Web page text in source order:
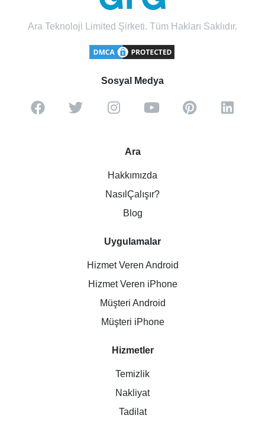
Ara Teknoloji Limited Şirketi. Tüm Hakları Saklıdır.
Sosyal Medya
Ara
Hakkımızda
NasılÇalışır?
Blog
Uygulamalar
Hizmet Veren Android
Hizmet Veren iPhone
Müşteri Android
Müşteri iPhone
Hizmetler
Temizlik
Nakliyat
Tadilat